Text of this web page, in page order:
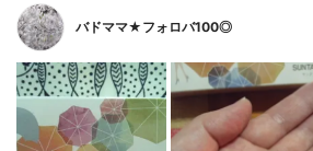
バドママ★フォロバ100◎